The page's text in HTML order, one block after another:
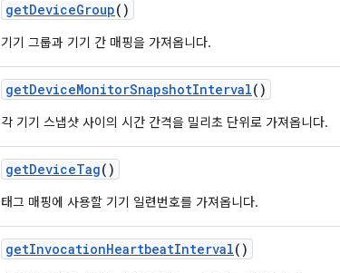
getDeviceGroup()
기기 그룹과 기기 간 매핑을 가져옵니다.
getDeviceMonitorSnapshotInterval()
각 기기 스냅샷 사이의 시간 간격을 밀리초 단위로 가져옵니다.
getDeviceTag()
태그 매핑에 사용할 기기 일련번호를 가져옵니다.
getInvocationHeartbeatInterval()